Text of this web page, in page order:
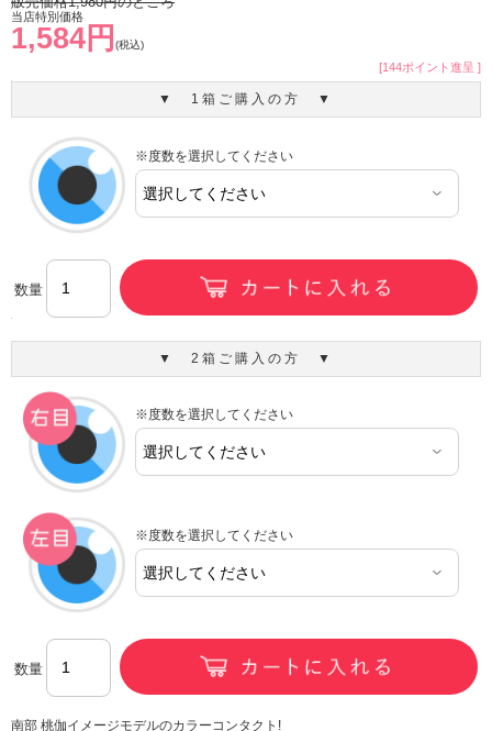
当店特別価格
1,584円 (税込)
[144ポイント進呈 ]
▼ 1箱ご購入の方 ▼
※度数を選択してください
数量
▼ 2箱ご購入の方 ▼
※度数を選択してください
※度数を選択してください
数量
南部 桃伽イメージモデルのカラーコンタクト!